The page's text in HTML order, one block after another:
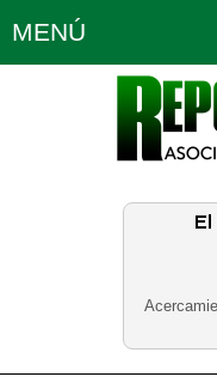
MENÚ
Política